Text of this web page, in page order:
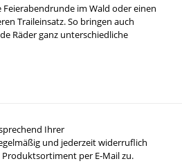
im Wald oder einen
Traileinsatz. So bringen auch
Räder ganz unterschiedliche
Ihrer
und jederzeit widerruflich
per E-Mail zu.